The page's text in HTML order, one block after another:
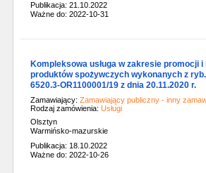
Publikacja: 21.10.2022
Ważne do: 2022-10-31
Kompleksowa usługa w zakresie promocji i
produktów spożywczych wykonanych z
6520.3-OR1100001/19 z dnia 20.11.2020 r.
Zamawiający: Zamawiający publiczny - inny
Rodzaj zamówienia: Usługi
Olsztyn
Warmińsko-mazurskie
Publikacja: 18.10.2022
Ważne do: 2022-10-26